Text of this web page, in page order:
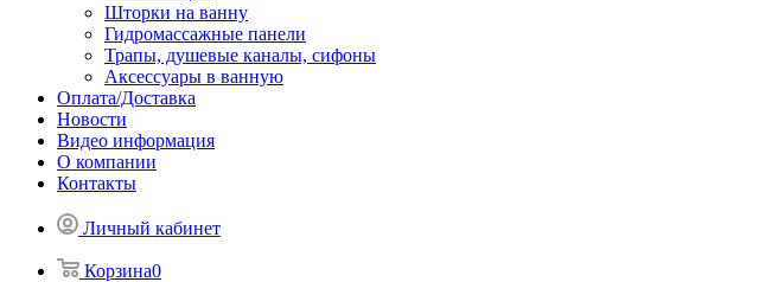
Шторки на ванну
Гидромассажные панели
Трапы, душевые каналы, сифоны
Аксессуары в ванную
Оплата/Доставка
Новости
Видео информация
О компании
Контакты
Личный кабинет
Корзина0